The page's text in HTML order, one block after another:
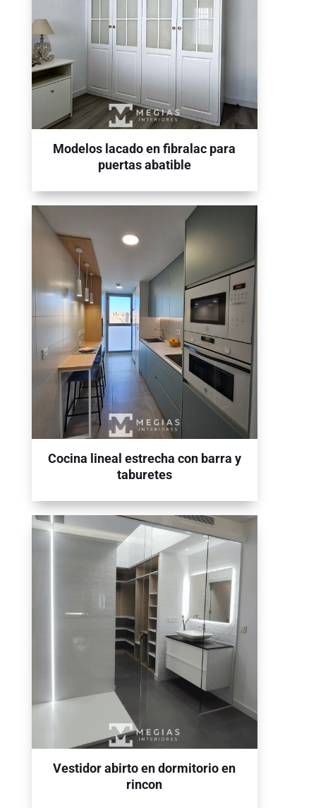
Modelos lacado en fibralac para
puertas abatible
Cocina lineal estrecha con barra y
taburetes
Vestidor abirto en dormitorio en
rincon